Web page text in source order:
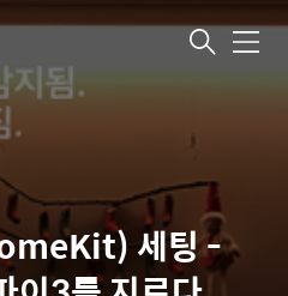
메
세팅 -